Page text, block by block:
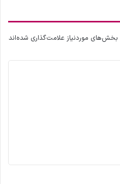
بخش‌های موردنیاز علامت‌گذاری شده‌اند